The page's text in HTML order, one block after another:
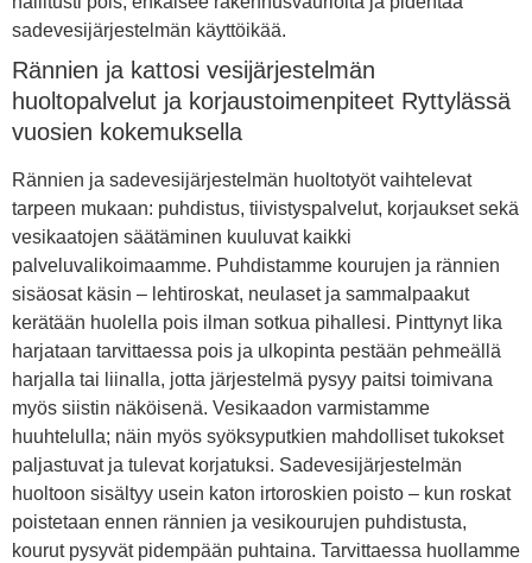
sadevesijärjestelmän käyttöikää.
Rännien ja kattosi vesijärjestelmän
huoltopalvelut ja korjaustoimenpiteet Ryttylässä
vuosien kokemuksella
Rännien ja sadevesijärjestelmän huoltotyöt vaihtelevat
tarpeen mukaan: puhdistus, tiivistyspalvelut, korjaukset sekä
vesikaatojen säätäminen kuuluvat kaikki
palveluvalikoimaamme. Puhdistamme kourujen ja rännien
sisäosat käsin – lehtiroskat, neulaset ja sammalpaakut
kerätään huolella pois ilman sotkua pihallesi. Pinttynyt lika
harjataan tarvittaessa pois ja ulkopinta pestään pehmeällä
harjalla tai liinalla, jotta järjestelmä pysyy paitsi toimivana
myös siistin näköisenä. Vesikaadon varmistamme
huuhtelulla; näin myös syöksyputkien mahdolliset tukokset
paljastuvat ja tulevat korjatuksi. Sadevesijärjestelmän
huoltoon sisältyy usein katon irtoroskien poisto – kun roskat
poistetaan ennen rännien ja vesikourujen puhdistusta,
kourut pysyvät pidempään puhtaina. Tarvittaessa huollamme